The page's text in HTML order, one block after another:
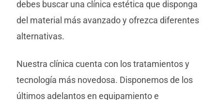
debes buscar una clínica estética que disponga
del material más avanzado y ofrezca diferentes
alternativas.
Nuestra clínica cuenta con los tratamientos y
tecnología más novedosa. Disponemos de los
últimos adelantos en equipamiento e